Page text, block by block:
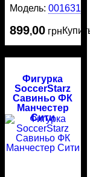
Модель: 0016313
899,00 грн
Фигурка
SoccerStarz
Савиньо ФК
Манчестер
Сити